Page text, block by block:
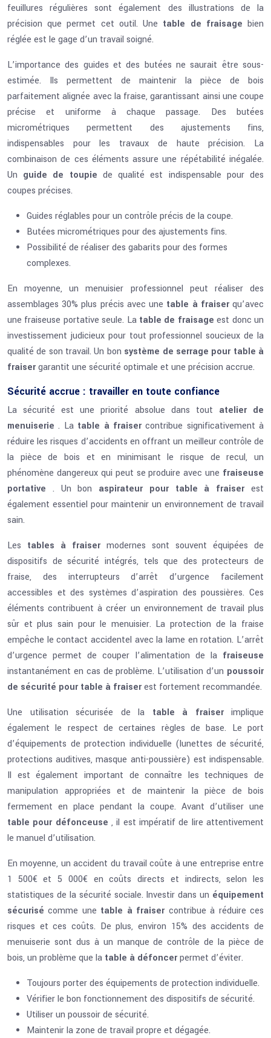
feuillures régulières sont également des illustrations de la
précision que permet cet outil. Une table de fraisagebien
réglée est le gage d’un travail soigné.
L’importance des guides et des butées ne saurait être sous-
estimée. Ils permettent de maintenir la pièce de bois
parfaitement alignée avec la fraise, garantissant ainsi une coupe
précise et uniforme à chaque passage. Des butées
micrométriques permettent des ajustements fins,
indispensables pour les travaux de haute précision. La
combinaison de ces éléments assure une répétabilité inégalée.
Un guide de toupie de qualité est indispensable pour des
coupes précises.
Guides réglables pour un contrôle précis de la coupe.
Butées micrométriques pour des ajustements fins.
Possibilité de réaliser des gabarits pour des formes
complexes.
En moyenne, un menuisier professionnel peut réaliser des
assemblages 30% plus précis avec une table à fraiserqu’avec
une fraiseuse portative seule. La table de fraisageest donc un
investissement judicieux pour tout professionnel soucieux de la
qualité de son travail. Un bon système de serrage pour table à
fraisergarantit une sécurité optimale et une précision accrue.
Sécurité accrue : travailler en toute confiance
La sécurité est une priorité absolue dans tout atelier de
menuiserie. La table à fraisercontribue significativement à
réduire les risques d’accidents en offrant un meilleur contrôle de
la pièce de bois et en minimisant le risque de recul, un
phénomène dangereux qui peut se produire avec une fraiseuse
portative . Un bon aspirateur pour table à fraiserest
également essentiel pour maintenir un environnement de travail
sain.
Les tables à fraiser modernes sont souvent équipées de
dispositifs de sécurité intégrés, tels que des protecteurs de
fraise, des interrupteurs d’arrêt d’urgence facilement
accessibles et des systèmes d’aspiration des poussières. Ces
éléments contribuent à créer un environnement de travail plus
sûr et plus sain pour le menuisier. La protection de la fraise
empêche le contact accidentel avec la lame en rotation. L’arrêt
d’urgence permet de couper l’alimentation de la fraiseuse
instantanément en cas de problème. L’utilisation d’un poussoir
de sécurité pour table à fraiserest fortement recommandée.
Une utilisation sécurisée de la table à fraiser implique
également le respect de certaines règles de base. Le port
d’équipements de protection individuelle (lunettes de sécurité,
protections auditives, masque anti-poussière) est indispensable.
Il est également important de connaître les techniques de
manipulation appropriées et de maintenir la pièce de bois
fermement en place pendant la coupe. Avant d’utiliser une
table pour défonceuse , il est impératif de lire attentivement
le manuel d’utilisation.
En moyenne, un accident du travail coûte à une entreprise entre
1 500€ et 5 000€ en coûts directs et indirects, selon les
statistiques de la sécurité sociale. Investir dans un équipement
sécurisécomme une table à fraiser contribue à réduire ces
risques et ces coûts. De plus, environ 15% des accidents de
menuiserie sont dus à un manque de contrôle de la pièce de
bois, un problème que la table à défoncerpermet d’éviter.
Toujours porter des équipements de protection individuelle.
Vérifier le bon fonctionnement des dispositifs de sécurité.
Utiliser un poussoir de sécurité.
Maintenir la zone de travail propre et dégagée.